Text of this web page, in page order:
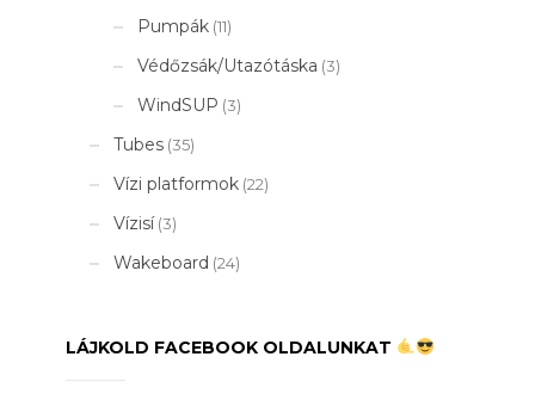
Pumpák (11)
Védőzsák/Utazótáska (3)
WindSUP (3)
Tubes (35)
Vízi platformok (22)
Vízisí (3)
Wakeboard (24)
LÁJKOLD FACEBOOK OLDALUNKAT